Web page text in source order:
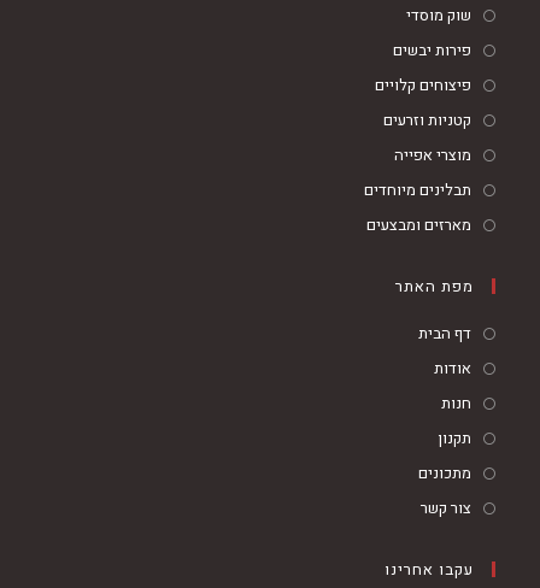
שוק מוסדי
פירות יבשים
פיצוחים קלויים
קטניות וזרעים
מוצרי אפייה
תבלינים מיוחדים
מארזים ומבצעים
מפת האתר
דף הבית
אודות
חנות
תקנון
מתכונים
צור קשר
עקבו אחרינו